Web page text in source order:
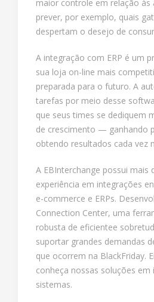
maior controle em relação às
prever, por exemplo, quais
despertam o desejo de
A integração com ERP é um
sua loja on-line mais
preparada para o futuro. A
tarefas por meio desse
que seus times se dediquem
de crescimento — ganhando
obtendo resultados cada vez
A EBInterchange possui mais
experiência em integrações
e-commerce e ERPs.
Connection Center, uma
robusta de eficientee
suportar grandes demandas
que ocorrem na BlackFriday.
conheça nossas soluções em
sistemas.